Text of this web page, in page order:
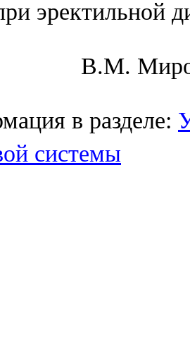
эректильной
В.М.
в разделе:
системы